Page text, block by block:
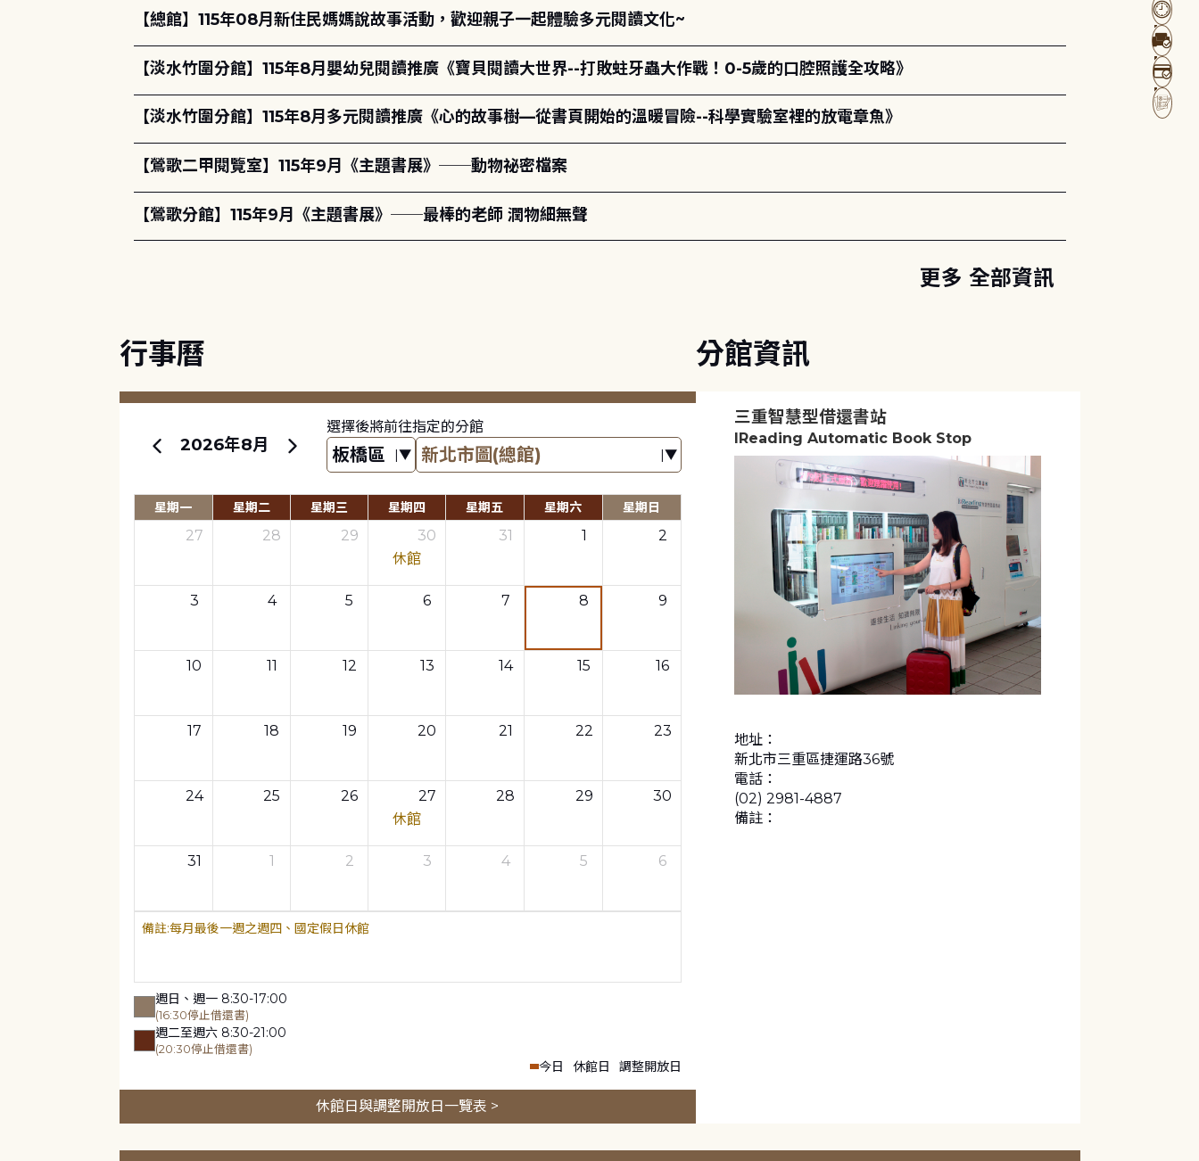
【總館】115年08月新住民媽媽說故事活動，歡迎親子一起體驗多元閱讀文化~
【淡水竹圍分館】115年8月嬰幼兒閱讀推廣《寶貝閱讀大世界--打敗蛀牙蟲大作戰！0-5歲的口腔照護全攻略》
【淡水竹圍分館】115年8月多元閱讀推廣《心的故事樹—從書頁開始的溫暖冒險--科學實驗室裡的放電章魚》
【鶯歌二甲閱覽室】115年9月《主題書展》──動物祕密檔案
【鶯歌分館】115年9月《主題書展》──最棒的老師 潤物細無聲
更多 全部資訊
行事曆
2026年8月
選擇後將前往指定的分館
星期一 星期二 星期三 星期四 星期五 星期六 星期日
27 28 29
30
休館
31 1 2
3 4 5 6 7 8 9
10 11 12 13 14 15 16
17 18 19 20 21 22 23
24 25 26
27
休館
28 29 30
31 1 2 3 4 5 6
每月最後一週之週四、國定假日休館
週日、週一 8:30-17:00
(16:30停止借還書)
週二至週六 8:30-21:00
(20:30停止借還書)
今日 休館日 調整開放日
休館日與調整開放日一覽表 >
分館資訊
三重智慧型借還書站
IReading Automatic Book Stop
地址：
新北市三重區捷運路36號
電話：
(02) 2981-4887
備註：